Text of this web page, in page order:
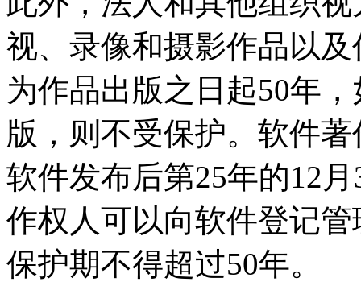
视、录像和摄影作品以
为作品出版之日起50年
版，则不受保护。软件
软件发布后第25年的12
作权人可以向软件登记
保护期不得超过50年。